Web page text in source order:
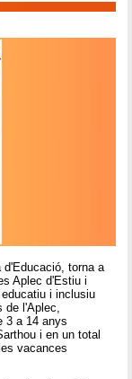
d'Educació, torna a
Aplec d'Estiu i
i inclusiu
de l'Aplec,
3 a 14 anys
i en un total
vacances